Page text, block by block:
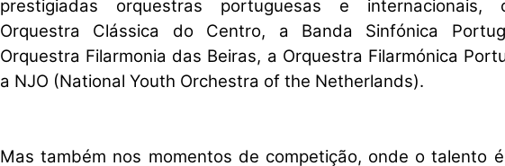
prestigiadas orquestras portuguesas e internacionais,
Orquestra Clássica do Centro, a Banda Sinfónica
Orquestra Filarmonia das Beiras, a Orquestra Filarmónica
a NJO (National Youth Orchestra of the Netherlands).
Mas também nos momentos de competição, onde o talento